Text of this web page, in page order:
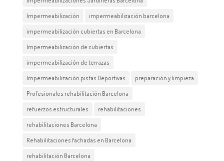
Impermeabilización impermeabilización barcelona
impermeabilización cubiertas en Barcelona
Impermeabilización de cubiertas
impermeabilización de terrazas
Impermeabilización pistas Deportivas preparación y limpieza
Profesionales rehabilitación Barcelona
refuerzos estructurales rehabilitaciones
rehabilitaciones Barcelona
Rehabilitaciones fachadas en Barcelona
rehabilitación Barcelona